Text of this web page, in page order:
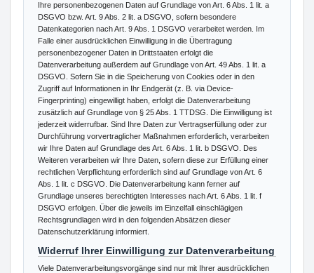
Ihre personenbezogenen Daten auf Grundlage von Art. 6 Abs. 1 lit. a
DSGVO bzw. Art. 9 Abs. 2 lit. a DSGVO, sofern besondere
Datenkategorien nach Art. 9 Abs. 1 DSGVO verarbeitet werden. Im
Falle einer ausdrücklichen Einwilligung in die Übertragung
personenbezogener Daten in Drittstaaten erfolgt die
Datenverarbeitung außerdem auf Grundlage von Art. 49 Abs. 1 lit. a
DSGVO. Sofern Sie in die Speicherung von Cookies oder in den
Zugriff auf Informationen in Ihr Endgerät (z. B. via Device-
Fingerprinting) eingewilligt haben, erfolgt die Datenverarbeitung
zusätzlich auf Grundlage von § 25 Abs. 1 TTDSG. Die Einwilligung ist
jederzeit widerrufbar. Sind Ihre Daten zur Vertragserfüllung oder zur
Durchführung vorvertraglicher Maßnahmen erforderlich, verarbeiten
wir Ihre Daten auf Grundlage des Art. 6 Abs. 1 lit. b DSGVO. Des
Weiteren verarbeiten wir Ihre Daten, sofern diese zur Erfüllung einer
rechtlichen Verpflichtung erforderlich sind auf Grundlage von Art. 6
Abs. 1 lit. c DSGVO. Die Datenverarbeitung kann ferner auf
Grundlage unseres berechtigten Interesses nach Art. 6 Abs. 1 lit. f
DSGVO erfolgen. Über die jeweils im Einzelfall einschlägigen
Rechtsgrundlagen wird in den folgenden Absätzen dieser
Datenschutzerklärung informiert.
Widerruf Ihrer Einwilligung zur Datenverarbeitung
Viele Datenverarbeitungsvorgänge sind nur mit Ihrer ausdrücklichen